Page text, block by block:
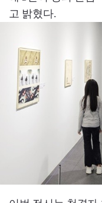
고 밝혔다.